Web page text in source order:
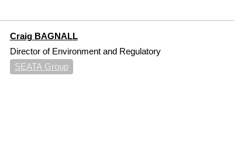
Craig BAGNALL
Director of Environment and Regulatory
SEATA Group